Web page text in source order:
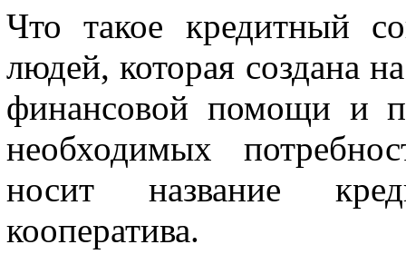
Что такое кредитный
людей, которая создана
финансовой помощи и
необходимых
носит название
кооператива.